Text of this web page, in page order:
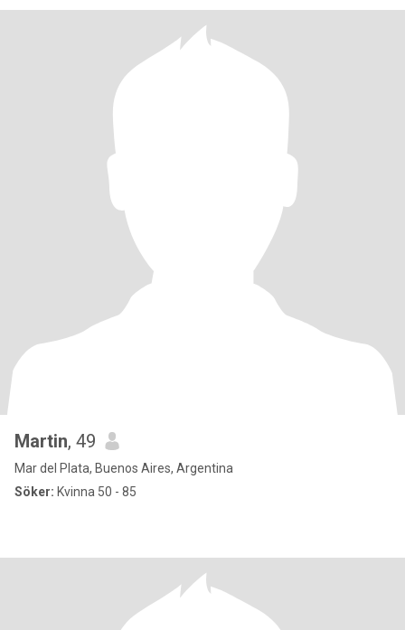
Martin, 49
Mar del Plata, Buenos Aires, Argentina
Söker: Kvinna 50 - 85